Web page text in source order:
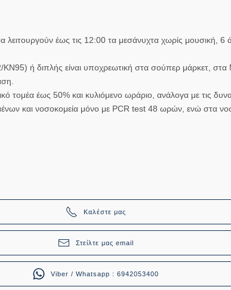
έως τις 12:00 τα μεσάνυχτα χωρίς μουσική, 6
ή διπλής είναι υποχρεωτική στα σούπερ μάρκετ,
τομέα έως 50% και κυλιόμενο ωράριο, ανάλογα με τις
και νοσοκομεία μόνο με PCR test 48 ωρών, ενώ στα
Καλέστε μας
Στείλτε μας email
Viber / Whatsapp : 6942053400